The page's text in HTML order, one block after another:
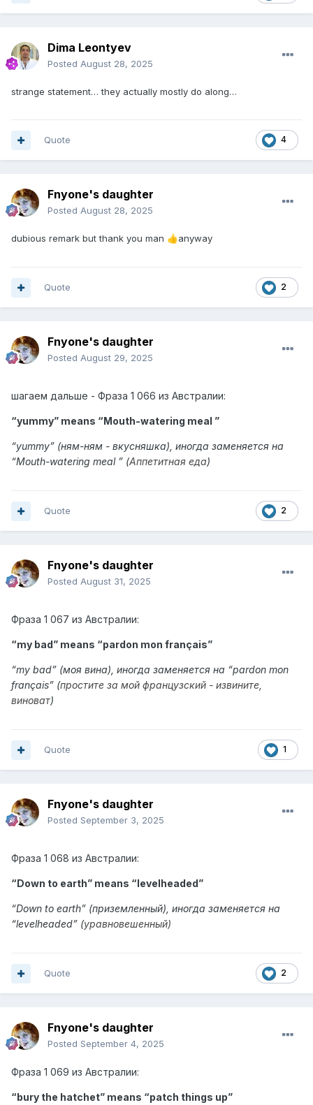
Dima Leontyev
Posted August 28, 2025
strange statement… they actually mostly do along…
4
Quote
Fnyone's daughter
Posted August 28, 2025
dubious remark but thank you man 👍anyway
2
Quote
Fnyone's daughter
Posted August 29, 2025
шагаем дальше - Фраза 1 066 из Австралии:
“yummy” means “Mouth-watering meal ”
“yummy” (ням-ням - вкусняшка), иногда заменяется на
“Mouth-watering meal ” (Аппетитная еда)
2
Quote
Fnyone's daughter
Posted August 31, 2025
Фраза 1 067 из Австралии:
“my bad” means “pardon mon français”
“my bad” (моя вина), иногда заменяется на “pardon mon
français” (простите за мой французский - извините,
виноват)
1
Quote
Fnyone's daughter
Posted September 3, 2025
Фраза 1 068 из Австралии:
“Down to earth” means “levelheaded”
“Down to earth” (приземленный), иногда заменяется на
“levelheaded” (уравновешенный)
2
Quote
Fnyone's daughter
Posted September 4, 2025
Фраза 1 069 из Австралии:
“bury the hatchet” means “patch things up”